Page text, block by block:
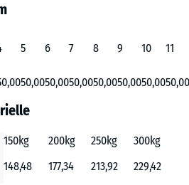
5 6 7 8 9 10
11
50,0050,0050,0050,0050,0050,0050,00
150kg 200kg 250kg
300kg
148,48 177,34 213,92 229,42